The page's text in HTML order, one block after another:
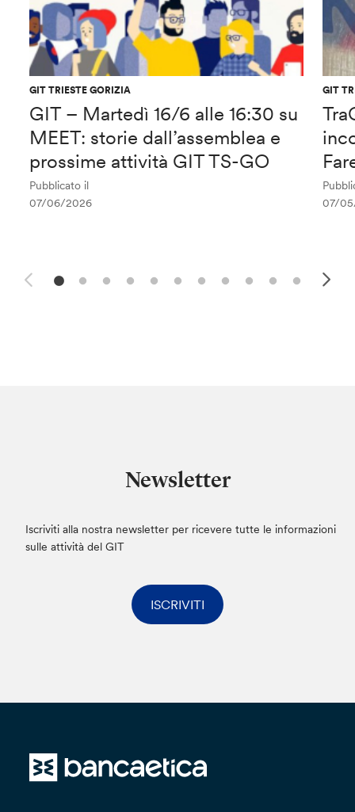
GIT TRIESTE GORIZIA
GIT – Martedì 16/6 alle 16:30 su
MEET: storie dall’assemblea e
prossime attività GIT TS-GO
Pubblicato il
07/06/2026
GIT
07/
Newsletter
Iscriviti alla nostra newsletter per ricevere tutte le informazioni
sulle attività del GIT
ISCRIVITI